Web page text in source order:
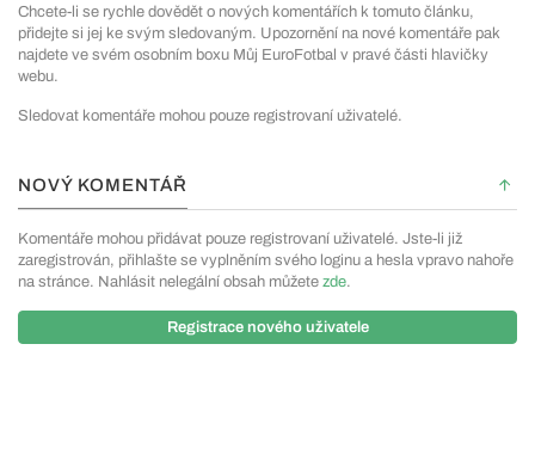
Chcete-li se rychle dovědět o nových komentářích k tomuto článku,
přidejte si jej ke svým sledovaným. Upozornění na nové komentáře pak
najdete ve svém osobním boxu Můj EuroFotbal v pravé části hlavičky
webu.
Sledovat komentáře mohou pouze registrovaní uživatelé.
NOVÝ KOMENTÁŘ
Komentáře mohou přidávat pouze registrovaní uživatelé. Jste-li již
zaregistrován, přihlašte se vyplněním svého loginu a hesla vpravo nahoře
na stránce. Nahlásit nelegální obsah můžete zde.
Registrace nového uživatele